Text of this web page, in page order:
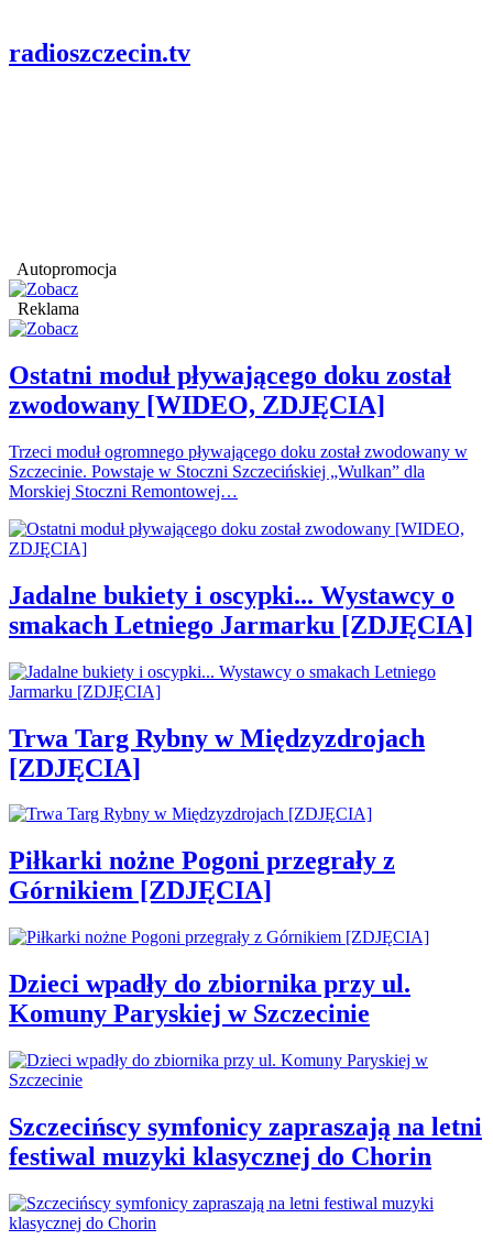
radioszczecin.tv
Autopromocja
Reklama
Ostatni moduł pływającego doku został
zwodowany [WIDEO, ZDJĘCIA]
Trzeci moduł ogromnego pływającego doku został zwodowany w
Szczecinie. Powstaje w Stoczni Szczecińskiej „Wulkan” dla
Morskiej Stoczni Remontowej…
Jadalne bukiety i oscypki... Wystawcy o
smakach Letniego Jarmarku [ZDJĘCIA]
Trwa Targ Rybny w Międzyzdrojach
[ZDJĘCIA]
Piłkarki nożne Pogoni przegrały z
Górnikiem [ZDJĘCIA]
Dzieci wpadły do zbiornika przy ul.
Komuny Paryskiej w Szczecinie
Szczecińscy symfonicy zapraszają na letni
festiwal muzyki klasycznej do Chorin